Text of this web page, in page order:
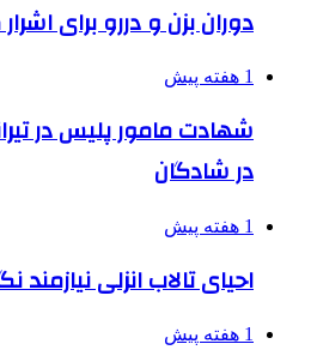
دوران بزن و دررو برای
1 هفته پیش
شهادت مامور پلیس در
در شادگان
1 هفته پیش
احیای تالاب انزلی نیازمند
1 هفته پیش